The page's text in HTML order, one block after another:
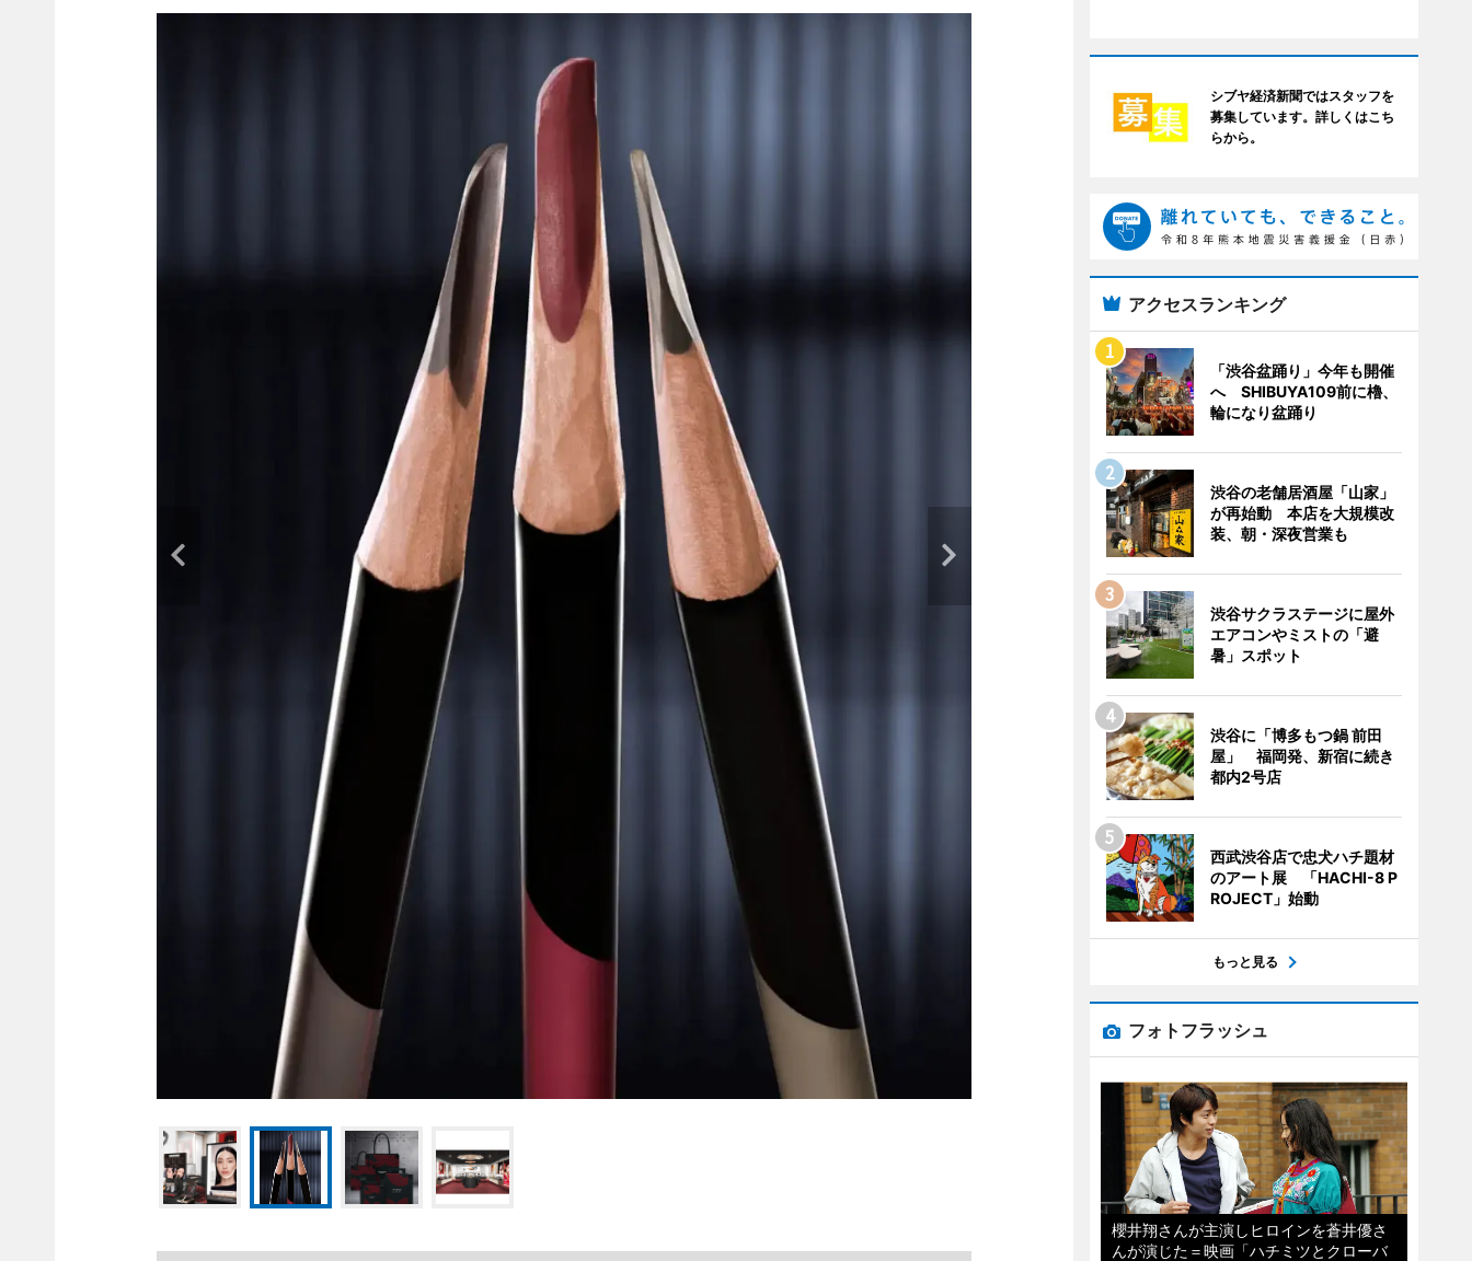
シブヤ経済新聞ではスタッフを
募集しています。詳しくはこち
らから。
アクセスランキング
「渋谷盆踊り」今年も開催
へ SHIBUYA109前に櫓、
輪になり盆踊り
渋谷の老舗居酒屋「山家」
が再始動 本店を大規模改
装、朝・深夜営業も
渋谷サクラステージに屋外
エアコンやミストの「避
暑」スポット
渋谷に「博多もつ鍋 前田
屋」 福岡発、新宿に続き
都内2号店
西武渋谷店で忠犬ハチ題材
のアート展 「HACHI-8 P
ROJECT」始動
もっと見る
フォトフラッシュ
櫻井翔さんが主演しヒロインを蒼井優さ
んが演じた＝映画「ハチミツとクローバ